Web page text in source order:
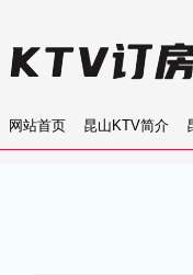
网站首页 昆山KTV简介